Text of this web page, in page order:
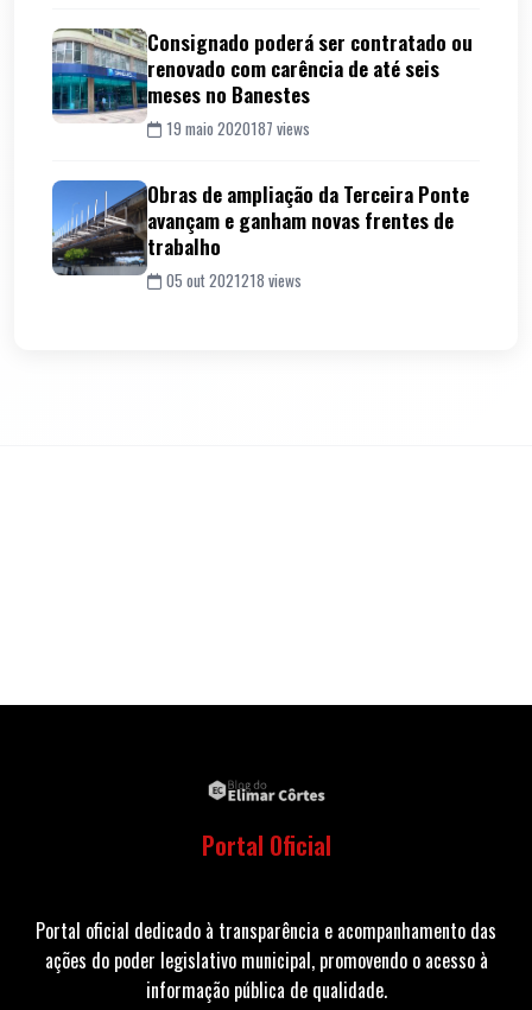
Consignado poderá ser contratado ou
renovado com carência de até seis
meses no Banestes
19 maio 2020187 views
Obras de ampliação da Terceira Ponte
avançam e ganham novas frentes de
trabalho
05 out 2021218 views
Portal Oficial
Portal oficial dedicado à transparência e acompanhamento das
ações do poder legislativo municipal, promovendo o acesso à
informação pública de qualidade.